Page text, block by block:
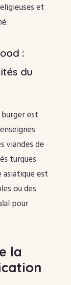
et
:
du
est
viandes de
turques
asiatique est
ou des
pour
la